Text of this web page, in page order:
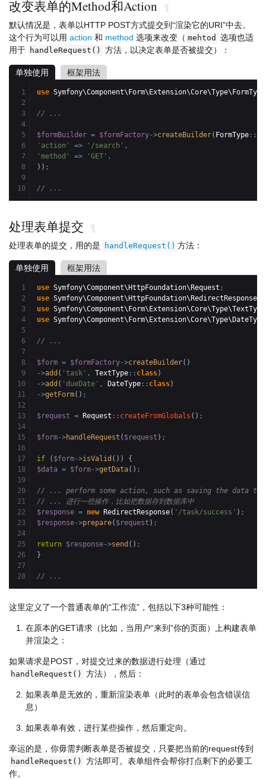
改变表单的Method和Action ¶
默认情况是，表单以HTTP POST方式提交到“渲染它的URI”中去。
这个行为可以用 action 和 method 选项来改变（ mehtod 选项也适
用于 handleRequest() 方法，以决定表单是否被提交）：
单独使用 框架用法
1
2
3
4
5
6
7
8
9
use Symfony\Component\Form\Extension\Core\Type\FormType
// ...
$formBuilder = $formFactory->createBuilder( FormType ::
'action'
=> '/search' ,
'method'
=> 'GET' ,
) ) ;
// ...
处理表单提交 ¶
处理表单的提交，用的是 handleRequest() 方法：
单独使用 框架用法
1
2
3
4
5
6
7
8
9
10
11
12
13
14
15
16
17
18
19
20
21
22
23
24
25
26
27
use Symfony\Component\HttpFoundation\Request ;
use Symfony\Component\HttpFoundation\RedirectResponse
use Symfony\Component\Form\Extension\Core\Type\TextType
use Symfony\Component\Form\Extension\Core\Type\DateType
// ...
$form = $formFactory->createBuilder( )
->add ( 'task' , TextType :: class)
->add ( 'dueDate' , DateType :: class)
->getForm( ) ;
$request = Request :: createFromGlobals ( ) ;
$form->handleRequest ( $request ) ;
if ( $form->isValid ( ) )
{
$data = $form->getData( ) ;
// ... perform some action, such as saving the data to
// ... 进行一些操作，比如把数据存到数据库中
$response = new RedirectResponse( '/task/success' ) ;
$response->prepare( $request ) ;
return $response->send ( ) ;
}
// ...
这里定义了一个普通表单的“工作流”，包括以下3种可能性：
在原本的GET请求（比如，当用户“来到”你的页面）上构建表单
并渲染之：
如果请求是POST，对提交过来的数据进行处理（通过
handleRequest() 方法），然后：
如果表单是无效的，重新渲染表单（此时的表单会包含错误信
息）
如果表单有效，进行某些操作，然后重定向。
幸运的是，你毋需判断表单是否被提交，只要把当前的request传到
handleRequest()
方法即可。表单组件会帮你打点剩下的必要工
作。